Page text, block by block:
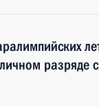
разряде